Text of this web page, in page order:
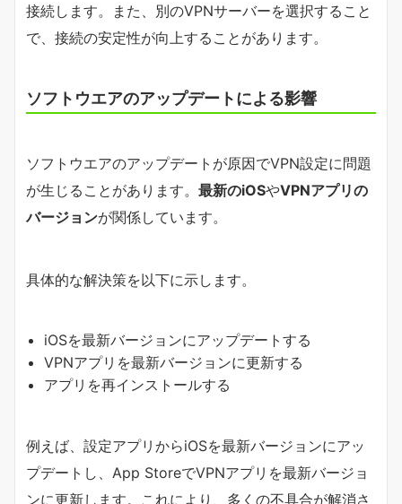
接続します。また、別のVPNサーバーを選択すること
で、接続の安定性が向上することがあります。
ソフトウエアのアップデートによる影響
ソフトウエアのアップデートが原因でVPN設定に問題
が生じることがあります。 最新のiOSやVPNアプリの
バージョンが関係しています。
具体的な解決策を以下に示します。
iOSを最新バージョンにアップデートする
VPNアプリを最新バージョンに更新する
アプリを再インストールする
例えば、設定アプリからiOSを最新バージョンにアッ
プデートし、App StoreでVPNアプリを最新バージョ
ンに更新します。これにより、多くの不具合が解消さ